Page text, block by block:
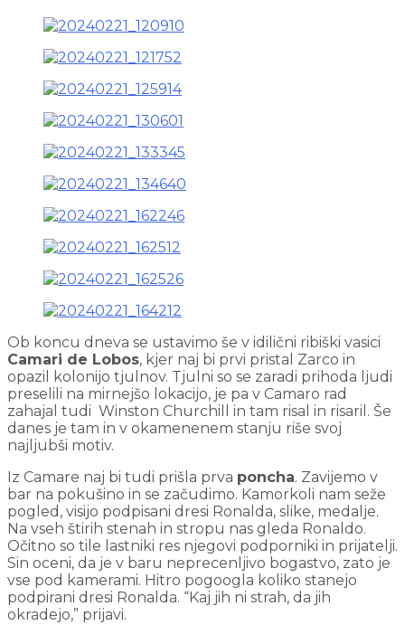
Ob koncu dneva se ustavimo še v idilični ribiški vasici
Camari de Lobos, kjer naj bi prvi pristal Zarco in
opazil kolonijo tjulnov. Tjulni so se zaradi prihoda ljudi
preselili na mirnejšo lokacijo, je pa v Camaro rad
zahajal tudi Winston Churchill in tam risal in risaril. Še
danes je tam in v okamenenem stanju riše svoj
najljubši motiv.
Iz Camare naj bi tudi prišla prva poncha. Zavijemo v
bar na pokušino in se začudimo. Kamorkoli nam seže
pogled, visijo podpisani dresi Ronalda, slike, medalje.
Na vseh štirih stenah in stropu nas gleda Ronaldo.
Očitno so tile lastniki res njegovi podporniki in prijatelji.
Sin oceni, da je v baru neprecenljivo bogastvo, zato je
vse pod kamerami. Hitro pogoogla koliko stanejo
podpirani dresi Ronalda. “Kaj jih ni strah, da jih
okradejo,” prijavi.